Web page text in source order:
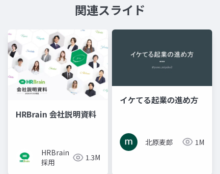
関連スライド
HRBrain 会社説明資料
HRBrain
採用
1.3M
イケてる起業の進め方
北原麦郎 1M